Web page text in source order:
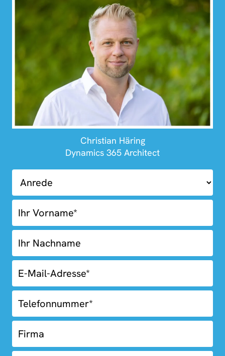
Christian Häring
Dynamics 365 Architect
01.03-
Kostenlose
Erstberatung
Blue
Box
Fooder